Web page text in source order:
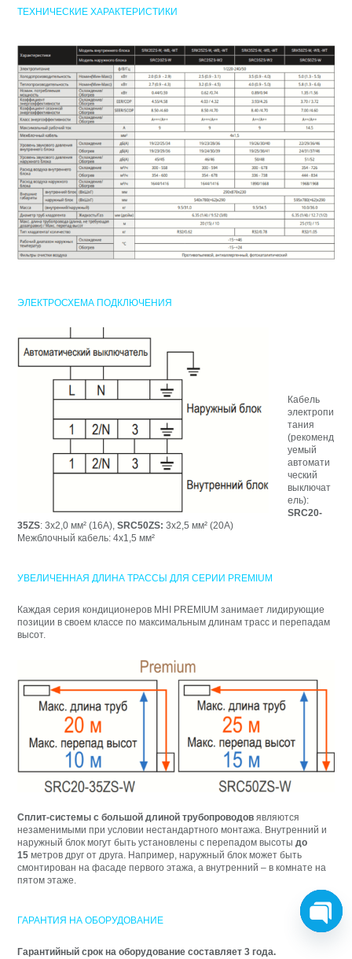
ТЕХНИЧЕСКИЕ ХАРАКТЕРИСТИКИ
ЭЛЕКТРОСХЕМА ПОДКЛЮЧЕНИЯ
Кабель
электропи
тания
(рекоменд
уемый
автомати
ческий
выключат
ель):
SRC20-
35ZS: 3х2,0 мм² (16А),SRC50ZS: 3х2,5 мм² (20А)
Межблочный кабель: 4х1,5 мм²
УВЕЛИЧЕННАЯ ДЛИНА ТРАССЫ ДЛЯ СЕРИИ PREMIUM
Каждая серия кондиционеров MHI PREMIUM занимает лидирующие
позиции в своем классе по максимальным длинам трасс и перепадам
высот.
Сплит-системы с большой длиной трубопроводов являются
незаменимыми при условии нестандартного монтажа. Внутренний и
наружный блок могут быть установлены с перепадом высотыдо
15 метров друг от друга. Например, наружный блок может быть
смонтирован на фасаде первого этажа, а внутренний – в комнате на
пятом этаже.
ГАРАНТИЯ НА ОБОРУДОВАНИЕ
Гарантийный срок на оборудование составляет 3 года.